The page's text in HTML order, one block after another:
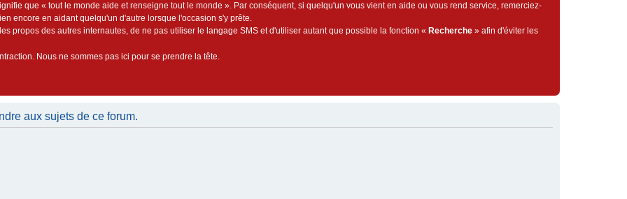
que « tout le monde aide et renseigne tout le monde ». Par conséquent, si quelqu'un vous vient en aide ou vous rend service, remerciez-
encore en aidant quelqu'un d'autre lorsque l'occasion s'y prête.
propos des autres internautes, de ne pas utiliser le langage SMS et d'utiliser autant que possible la fonction « Recherche » afin d'éviter les
Nous ne sommes pas ici pour se prendre la tête.
aux sujets de ce forum.